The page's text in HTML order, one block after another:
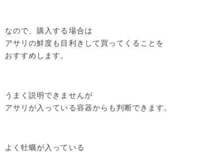
なので、購入する場合は
アサリの鮮度も目利きして買ってくることを
おすすめします。
うまく説明できませんが
アサリが入っている容器からも判断できます。
よく牡蠣が入っている